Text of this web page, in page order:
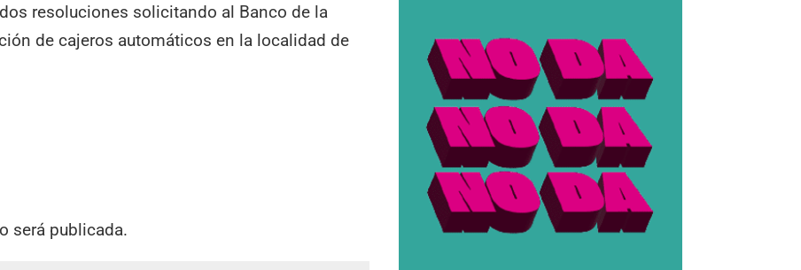
resoluciones solicitando al Banco de la
de cajeros automáticos en la localidad de
será publicada.